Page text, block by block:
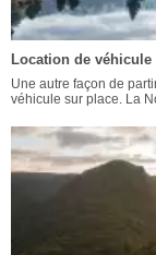
Location de véhicule
Une autre façon de
véhicule sur place. La